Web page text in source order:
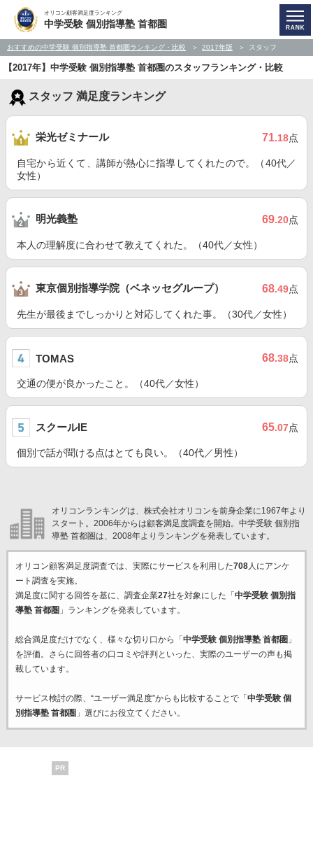
オリコン顧客満足度ランキング
中学受験 個別指導塾 首都圏
おすすめの中学受験 個別指導塾 首都圏ランキング・比較 2017年版 スタッフ
【2017年】中学受験 個別指導塾 首都圏のスタッフランキング・比較
スタッフ 満足度ランキング
栄光ゼミナール 71.18点
自宅から近くて、講師が熱心に指導してくれたので。（40代／
女性）
明光義塾 69.20点
本人の理解度に合わせて教えてくれた。（40代／女性）
東京個別指導学院（ベネッセグループ） 68.49点
先生が最後までしっかりと対応してくれた事。（30代／女性）
TOMAS 68.38点
交通の便が良かったこと。（40代／女性）
スクールIE 65.07点
個別で話が聞ける点はとても良い。（40代／男性）
オリコンランキングは、株式会社オリコンを前身企業に1967年より
スタート。2006年からは顧客満足度調査を開始。中学受験 個別指
導塾 首都圏は、2008年よりランキングを発表しています。
オリコン顧客満足度調査では、実際にサービスを利用した708人にアンケ
ート調査を実施。
満足度に関する回答を基に、調査企業27社を対象にした「 中学受験 個別指
導塾 首都圏 」ランキングを発表しています。
総合満足度だけでなく、様々な切り口から「 中学受験 個別指導塾 首都圏 」
を評価。さらに回答者の口コミや評判といった、実際のユーザーの声も掲
載しています。
サービス検討の際、“ユーザー満足度”からも比較することで「 中学受験 個
別指導塾 首都圏 」選びにお役立てください。
PR